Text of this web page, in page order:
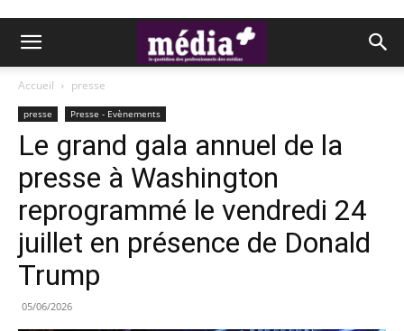
Accueil presse
presse Presse - Evènements
Le grand gala annuel de la
presse à Washington
reprogrammé le vendredi 24
juillet en présence de Donald
Trump
05/06/2026